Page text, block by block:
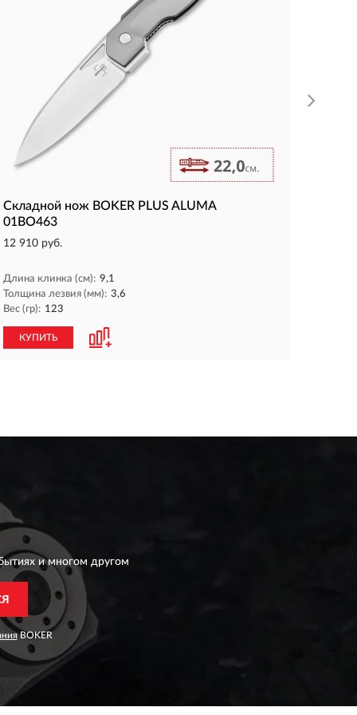
Складной нож BOKER PLUS ALUMA
01BO463
12 910 руб.
Длина клинка (см): 9,1
Толщина лезвия (мм): 3,6
Вес (гр): 123
КУПИТЬ
и многом другом
BOKER